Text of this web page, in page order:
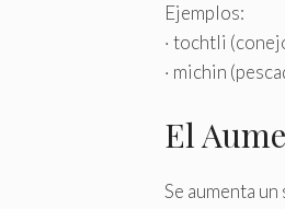
Ejemplos:
· tochtli
· michin
El
Se aumenta